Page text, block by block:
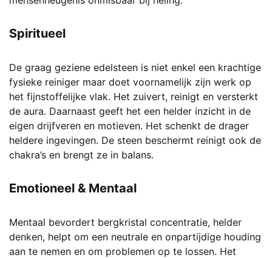
Spiritueel
De graag geziene edelsteen is niet enkel een krachtige
fysieke reiniger maar doet voornamelijk zijn werk op
het fijnstoffelijke vlak. Het zuivert, reinigt en versterkt
de aura. Daarnaast geeft het een helder inzicht in de
eigen drijfveren en motieven. Het schenkt de drager
heldere ingevingen. De steen beschermt reinigt ook de
chakra’s en brengt ze in balans.
Emotioneel & Mentaal
Mentaal bevordert bergkristal concentratie, helder
denken, helpt om een neutrale en onpartijdige houding
aan te nemen en om problemen op te lossen. Het